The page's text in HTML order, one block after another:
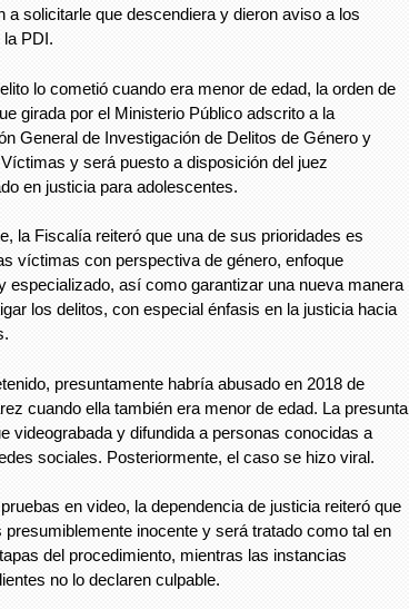
a solicitarle que descendiera y dieron aviso a los
la PDI.
lo cometió cuando era menor de edad, la orden de
girada por el Ministerio Público adscrito a la
General de Investigación de Delitos de Género y
y será puesto a disposición del juez
en justicia para adolescentes.
la Fiscalía reiteró que una de sus prioridades es
víctimas con perspectiva de género, enfoque
especializado, así como garantizar una nueva manera
los delitos, con especial énfasis en la justicia hacia
presuntamente habría abusado en 2018 de
cuando ella también era menor de edad. La presunta
videograbada y difundida a personas conocidas a
sociales. Posteriormente, el caso se hizo viral.
en video, la dependencia de justicia reiteró que
presumiblemente inocente y será tratado como tal en
del procedimiento, mientras las instancias
no lo declaren culpable.